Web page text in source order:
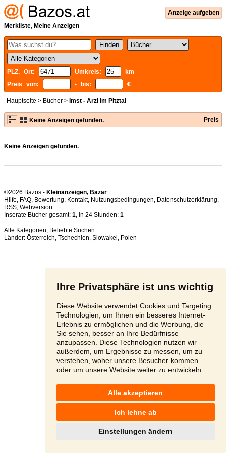
Ihre Privatsphäre ist uns wichtig
Diese Website verwendet Cookies und Targeting
Technologien, um Ihnen ein besseres Internet-
Erlebnis zu ermöglichen und die Werbung, die
Sie sehen, besser an Ihre Bedürfnisse
anzupassen. Diese Technologien nutzen wir
außerdem, um Ergebnisse zu messen, um zu
verstehen, woher unsere Besucher kommen
oder um unsere Website weiter zu entwickeln.
Alle akzeptieren
Ich lehne ab
Einstellungen ändern
Anzeige aufgeben
Merkliste, Meine Anzeigen
PLZ, Ort: Umkreis:
km
Preis von:
- bis: €
Hauptseite > Bücher > Imst - Arzl im Pitztal
Keine Anzeigen gefunden. Preis
Keine Anzeigen gefunden.
©2026 Bazos - Kleinanzeigen, Bazar
Hilfe, FAQ, Bewertung, Kontakt, Nutzungsbedingungen, Datenschutzerklärung,
RSS,
Inserate Bücher gesamt: 1, in 24 Stunden: 1
Alle Kategorien, Beliebte Suchen
Länder: Österreich, Tschechien, Slowakei, Polen